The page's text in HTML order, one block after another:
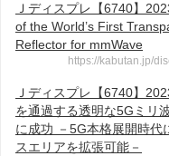
Ｊディスプレ【6740】
of the World’s First
Reflector for mmWave
https://kabutan.jp/
Ｊディスプレ【6740】
を通過する透明な5Gミリ
に成功 －5G本格展開時代
スエリアを拡張可能－